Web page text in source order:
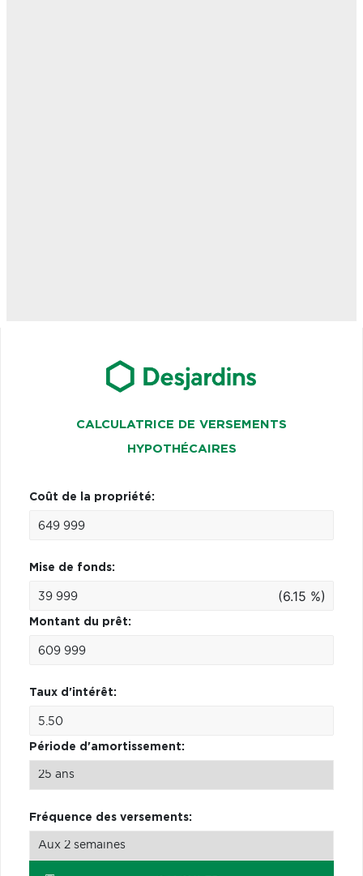
CALCULATRICE DE VERSEMENTS
HYPOTHÉCAIRES
Coût de la propriété:
Mise de fonds:
(6.15 %)
Montant du prêt:
Taux d'intérêt:
Période d'amortissement:
Fréquence des versements: